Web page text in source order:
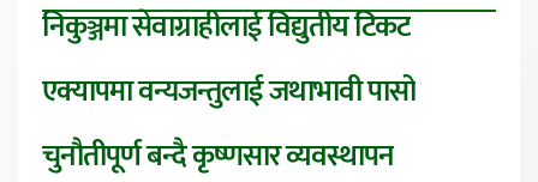
निकुञ्जमा सेवाग्राहीलाई विद्युतीय टिकट
एक्यापमा वन्यजन्तुलाई जथाभावी पासो
चुनौतीपूर्ण बन्दै कृष्णसार व्यवस्थापन